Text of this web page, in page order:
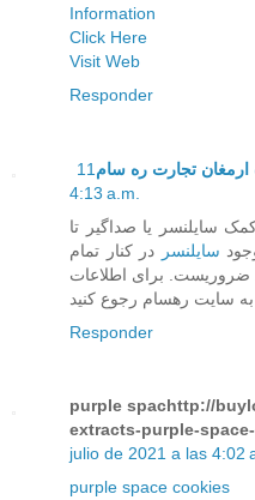
Information
Click Here
Visit Web
Responder
تجارت ره سام 11 de mayo de 2021 a las
4:13 a.m.
سایلنسر یا صداگیر تا
سایلنسر
در کنار تمام
ضروریست. برای اطلاعات
Responder
purple spachttp://
extracts-purple-
julio de 2021 a las 4:02
purple space cookies